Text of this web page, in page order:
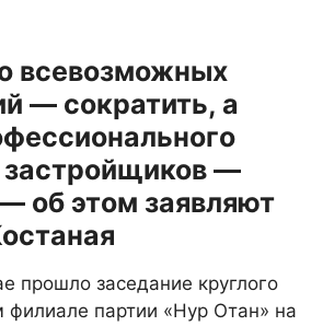
всевозможных
— сократить, а
застройщиков —
об этом заявляют
прошло заседание круглого
филиале партии «Нур Отан» на